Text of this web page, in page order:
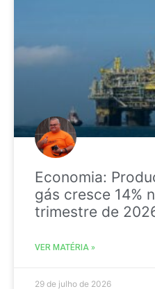
Economia:
gás cresce 14%
trimestre de
VER MATÉRIA »
29 de julho de 2026